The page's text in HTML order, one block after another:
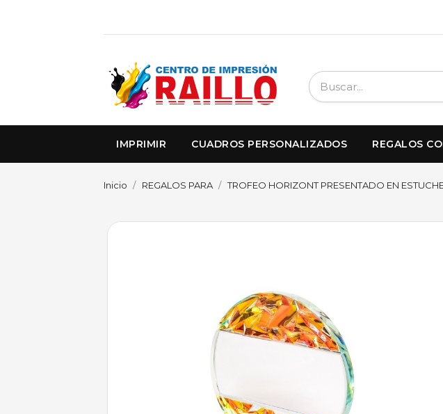
IMPRIMIR CUADROS PERSONALIZADOS REGALOS
Inicio REGALOS PARA TROFEO HORIZONT PRESENTADO EN